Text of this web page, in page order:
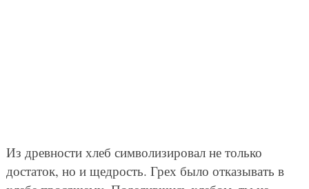
Из древности хлеб символизировал не только
достаток, но и щедрость. Грех было отказывать в